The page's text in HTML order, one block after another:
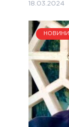
18.03.2024
НОВИНИ